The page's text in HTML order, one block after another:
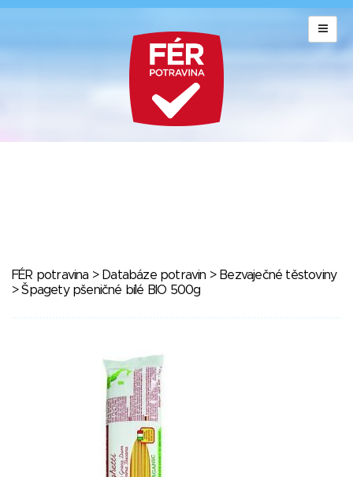
FÉR potravina > Databáze potravin > Bezvaječné těstoviny
> Špagety pšeničné bílé BIO 500g